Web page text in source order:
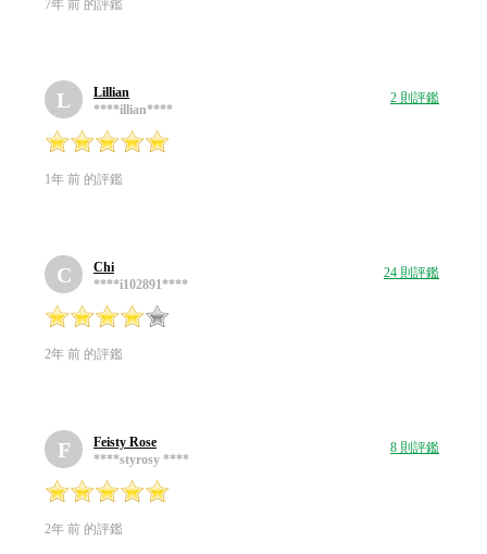
7年 前 的評鑑
L
Lillian
****illian****
2 則評鑑
1年 前 的評鑑
C
Chi
****i102891****
24 則評鑑
2年 前 的評鑑
F
Feisty Rose
****styrosy ****
8 則評鑑
2年 前 的評鑑